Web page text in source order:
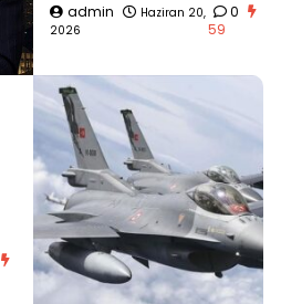
admin
Haziran 20,
2026
0
59